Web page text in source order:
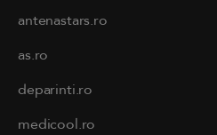
antenastars.ro
as.ro
deparinti.ro
medicool.ro